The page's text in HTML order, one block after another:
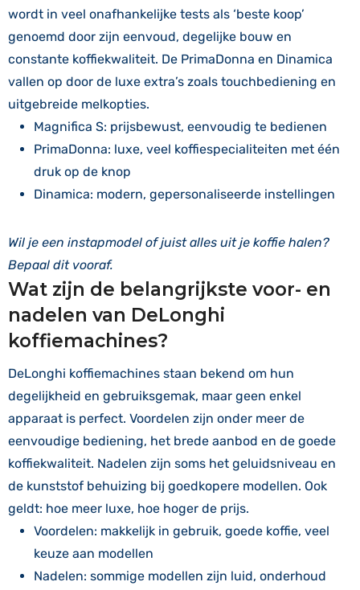
wordt in veel onafhankelijke tests als ‘beste koop’
genoemd door zijn eenvoud, degelijke bouw en
constante koffiekwaliteit. De PrimaDonna en Dinamica
vallen op door de luxe extra’s zoals touchbediening en
uitgebreide melkopties.
Magnifica S: prijsbewust, eenvoudig te bedienen
PrimaDonna: luxe, veel koffiespecialiteiten met één
druk op de knop
Dinamica: modern, gepersonaliseerde instellingen
Wil je een instapmodel of juist alles uit je koffie halen?
Bepaal dit vooraf.
Wat zijn de belangrijkste voor- en
nadelen van DeLonghi
koffiemachines?
DeLonghi koffiemachines staan bekend om hun
degelijkheid en gebruiksgemak, maar geen enkel
apparaat is perfect. Voordelen zijn onder meer de
eenvoudige bediening, het brede aanbod en de goede
koffiekwaliteit. Nadelen zijn soms het geluidsniveau en
de kunststof behuizing bij goedkopere modellen. Ook
geldt: hoe meer luxe, hoe hoger de prijs.
Voordelen: makkelijk in gebruik, goede koffie, veel
keuze aan modellen
Nadelen: sommige modellen zijn luid, onderhoud